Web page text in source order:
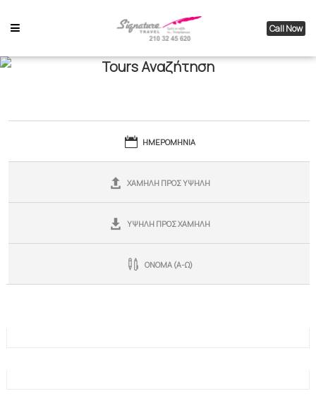
Call Now
Tours Αναζήτηση
ΗΜΕΡΟΜΗΝΙΑ
ΧΑΜΗΛΗ ΠΡΟΣ ΥΨΗΛΗ
ΥΨΗΛΗ ΠΡΟΣ ΧΑΜΗΛΗ
ΟΝΟΜΑ (Α-Ω)